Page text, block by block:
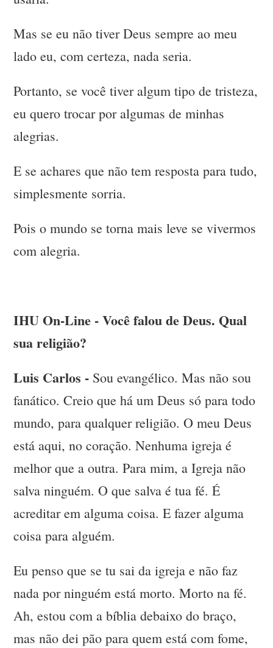
Mas se eu não tiver Deus sempre ao meu
lado eu, com certeza, nada seria.
Portanto, se você tiver algum tipo de tristeza,
eu quero trocar por algumas de minhas
alegrias.
E se achares que não tem resposta para tudo,
simplesmente sorria.
Pois o mundo se torna mais leve se vivermos
com alegria.
IHU On-Line - Você falou de Deus. Qual
sua religião?
Luis Carlos - Sou evangélico. Mas não sou
fanático. Creio que há um Deus só para todo
mundo, para qualquer religião. O meu Deus
está aqui, no coração. Nenhuma igreja é
melhor que a outra. Para mim, a Igreja não
salva ninguém. O que salva é tua fé. É
acreditar em alguma coisa. E fazer alguma
coisa para alguém.
Eu penso que se tu sai da igreja e não faz
nada por ninguém está morto. Morto na fé.
Ah, estou com a bíblia debaixo do braço,
mas não dei pão para quem está com fome,